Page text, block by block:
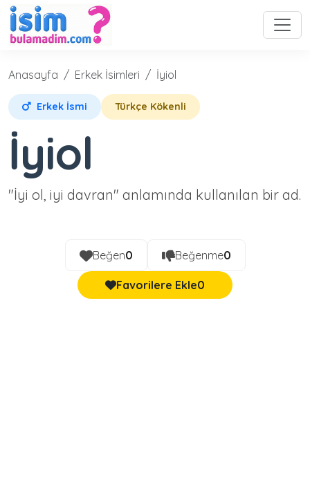
Anasayfa Erkek İsimleri İyiol
Erkek İsmi Türkçe Kökenli
İyiol
"İyi ol, iyi davran" anlamında kullanılan bir ad.
Beğen0 Beğenme0
Favorilere Ekle0